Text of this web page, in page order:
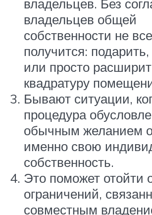
владельцев. Без
владельцев общей
собственности не
получится:
или просто
квадратуру
Бывают ситуации,
процедура
обычным желанием
именно свою
собственность.
Это поможет отойти
ограничений,
совместным